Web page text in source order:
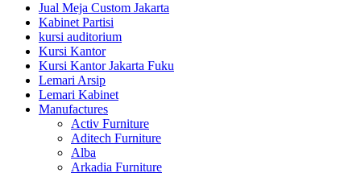
Jual Meja Custom Jakarta
Kabinet Partisi
kursi auditorium
Kursi Kantor
Kursi Kantor Jakarta Fuku
Lemari Arsip
Lemari Kabinet
Manufactures
Activ Furniture
Aditech Furniture
Alba
Arkadia Furniture